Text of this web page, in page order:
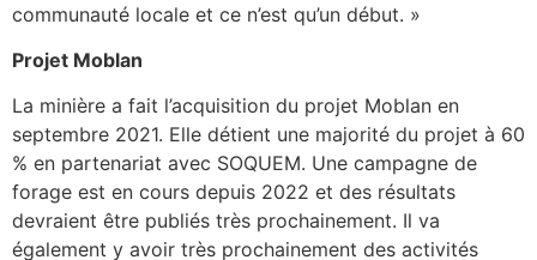
communauté locale et ce n’est qu’un début. »
Projet Moblan
La minière a fait l’acquisition du projet Moblan en
septembre 2021. Elle détient une majorité du projet à 60
% en partenariat avec SOQUEM. Une campagne de
forage est en cours depuis 2022 et des résultats
devraient être publiés très prochainement. Il va
également y avoir très prochainement des activités